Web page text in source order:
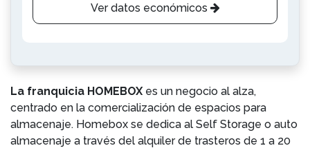
Ver datos económicos
La franquicia HOMEBOX es un negocio al alza,
centrado en la comercialización de espacios para
almacenaje. Homebox se dedica al Self Storage o auto
almacenaje a través del alquiler de trasteros de 1 a 20